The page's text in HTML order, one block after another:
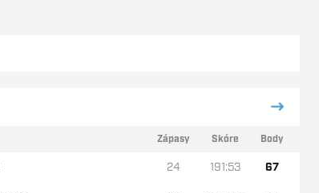
Zápasy Skóre Body
24 191:53 67